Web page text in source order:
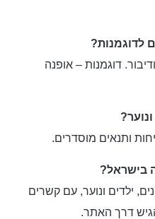
לדוגמנות?
דוגמנות – אופנה
ותנאים מוסדרים.
מאז 2007 לשחקנים, ילדים ונוער, עם קשרים
דרך האתר.